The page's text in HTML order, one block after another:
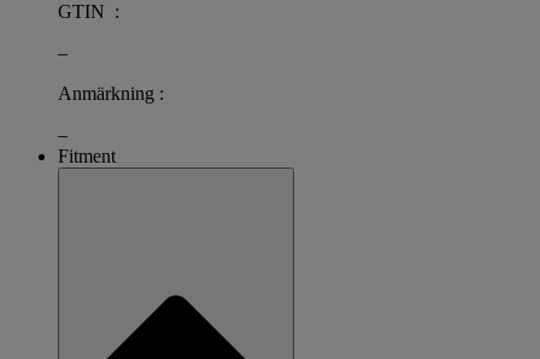
GTIN :
–
Anmärkning :
–
Fitment